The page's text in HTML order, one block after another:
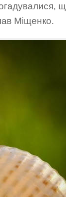
Міщенко.